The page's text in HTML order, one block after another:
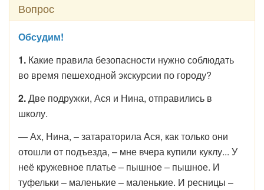
Вопрос
Обсудим!
1. Какие правила безопасности нужно соблюдать
во время пешеходной экскурсии по городу?
2.Две подружки, Ася и Нина, отправились в
школу.
— Ах, Нина, – затараторила Ася, как только они
отошли от подъезда, – мне вчера купили куклу... У
неё кружевное платье – пышное – пышное. И
туфельки – маленькие – маленькие. И ресницы –